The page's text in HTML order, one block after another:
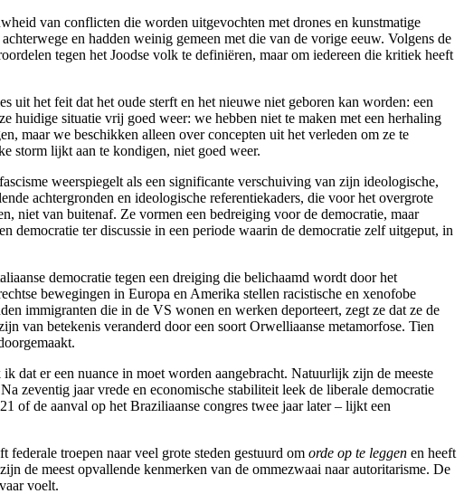
van conflicten die worden uitgevochten met drones en kunstmatige
en hadden weinig gemeen met die van de vorige eeuw. Volgens de
tegen het Joodse volk te definiëren, maar om iedereen die kritiek heeft
uit het feit dat het oude sterft en het nieuwe niet geboren kan worden: een
huidige situatie vrij goed weer: we hebben niet te maken met een herhaling
maar we beschikken alleen over concepten uit het verleden om ze te
storm lijkt aan te kondigen, niet goed weer.
weerspiegelt als een significante verschuiving van zijn ideologische,
achtergronden en ideologische referentiekaders, die voor het overgrote
niet van buitenaf. Ze vormen een bedreiging voor de democratie, maar
democratie ter discussie in een periode waarin de democratie zelf uitgeput, in
democratie tegen een dreiging die belichaamd wordt door het
bewegingen in Europa en Amerika stellen racistische en xenofobe
immigranten die in de VS wonen en werken deporteert, zegt ze dat ze de
van betekenis veranderd door een soort Orwelliaanse metamorfose. Tien
dat er een nuance in moet worden aangebracht. Natuurlijk zijn de meeste
zeventig jaar vrede en economische stabiliteit leek de liberale democratie
of de aanval op het Braziliaanse congres twee jaar later – lijkt een
troepen naar veel grote steden gestuurd om orde op te leggen en heeft
de meest opvallende kenmerken van de ommezwaai naar autoritarisme. De
voelt.